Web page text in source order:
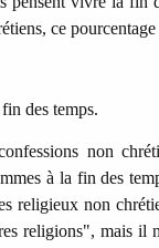
ce
des temps.
non
à la fin des
religieux non
religions", mais il